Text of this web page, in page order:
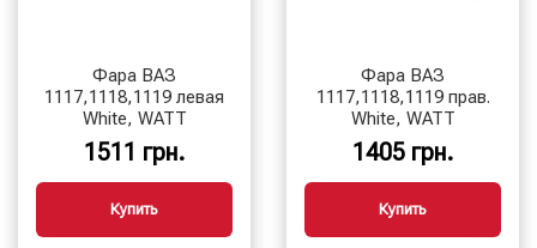
Фара ВАЗ
1117,1118,1119 левая
White, WATT
1511 грн.
Купить
Фара ВАЗ
1117,1118,1119 прав.
White, WATT
1405 грн.
Купить